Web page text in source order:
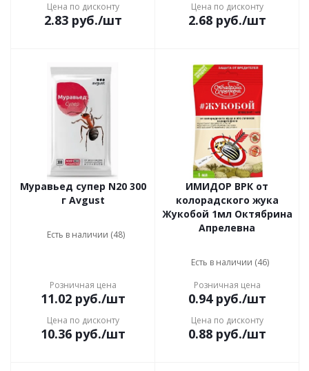
Цена по дисконту
2.83руб./шт
Цена по дисконту
2.68руб./шт
Муравьед супер N20 300
г Avgust
Есть в наличии (48)
Розничная цена
11.02руб./шт
Цена по дисконту
10.36руб./шт
ИМИДОР ВРК от
колорадского жука
Жукобой 1мл Октябрина
Апрелевна
Есть в наличии (46)
Розничная цена
0.94руб./шт
Цена по дисконту
0.88руб./шт